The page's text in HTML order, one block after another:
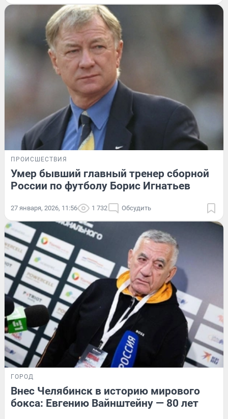
ПРОИСШЕСТВИЯ
Умер бывший главный тренер сборной
России по футболу Борис Игнатьев
27 января, 2026, 11:56 1 732 Обсудить
ГОРОД
Внес Челябинск в историю мирового
бокса: Евгению Вайнштейну — 80 лет